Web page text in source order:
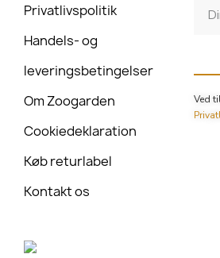
Privatlivspolitik
Handels- og
leveringsbetingelser
Om Zoogarden
Cookiedeklaration
Køb returlabel
Kontakt os
Ved